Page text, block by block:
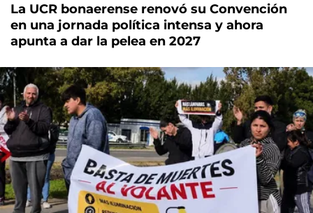
La UCR bonaerense renovó su Convención
en una jornada política intensa y ahora
apunta a dar la pelea en 2027